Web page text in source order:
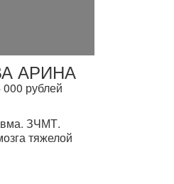
АРИНА
рублей
ЗЧМТ.
тяжелой